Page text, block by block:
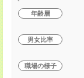
年齢層
男女比率
職場の様子